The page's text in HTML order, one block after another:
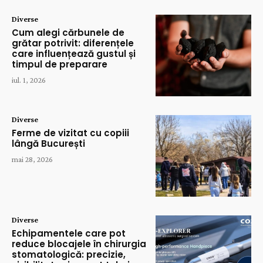
Diverse
Cum alegi cărbunele de
grătar potrivit: diferențele
care influențează gustul și
timpul de preparare
iul. 1, 2026
Diverse
Ferme de vizitat cu copiii
lângă București
mai 28, 2026
Diverse
Echipamentele care pot
reduce blocajele în chirurgia
stomatologică: precizie,